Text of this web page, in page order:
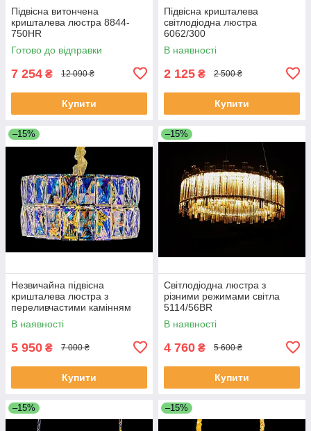
Підвісна витончена
кришталева люстра 8844-
750HR
Готово до відправки
7 254 ₴ 12 090 ₴
Купити
Підвісна кришталева
світлодіодна люстра
6062/300
В наявності
2 125 ₴ 2 500 ₴
Купити
–15%
Незвичайна підвісна
кришталева люстра з
переливчастими камінням
J028/500
В наявності
5 950 ₴ 7 000 ₴
Купити
–15%
Світлодіодна люстра з
різними режимами світла
5114/56BR
В наявності
4 760 ₴ 5 600 ₴
Купити
–15% –15%